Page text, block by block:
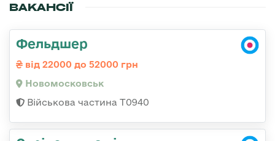
ВАКАНСІЇ
Фельдшер
від 22000 до 52000 грн
Новомосковськ
Військова частина Т0940